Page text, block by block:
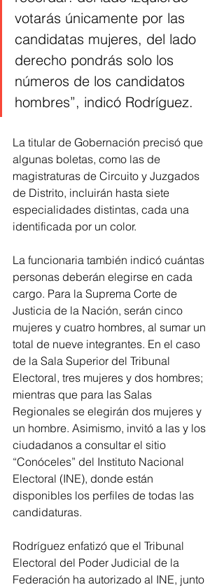
votarás únicamente por las
candidatas mujeres, del lado
derecho pondrás solo los
números de los candidatos
hombres”, indicó Rodríguez.
La titular de Gobernación precisó que
algunas boletas, como las de
magistraturas de Circuito y Juzgados
de Distrito, incluirán hasta siete
especialidades distintas, cada una
identificada por un color.
La funcionaria también indicó cuántas
personas deberán elegirse en cada
cargo. Para la Suprema Corte de
Justicia de la Nación, serán cinco
mujeres y cuatro hombres, al sumar un
total de nueve integrantes. En el caso
de la Sala Superior del Tribunal
Electoral, tres mujeres y dos hombres;
mientras que para las Salas
Regionales se elegirán dos mujeres y
un hombre. Asimismo, invitó a las y los
ciudadanos a consultar el sitio
“Conóceles” del Instituto Nacional
Electoral (INE), donde están
disponibles los perfiles de todas las
candidaturas.
Rodríguez enfatizó que el Tribunal
Electoral del Poder Judicial de la
Federación ha autorizado al INE, junto